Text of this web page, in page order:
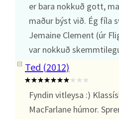
er bara nokkuð gott,
maður býst við. Ég fíla
Jemaine Clement (úr
var nokkuð
Ted (2012)
Fyndin vitleysa :)
MacFarlane húmor.